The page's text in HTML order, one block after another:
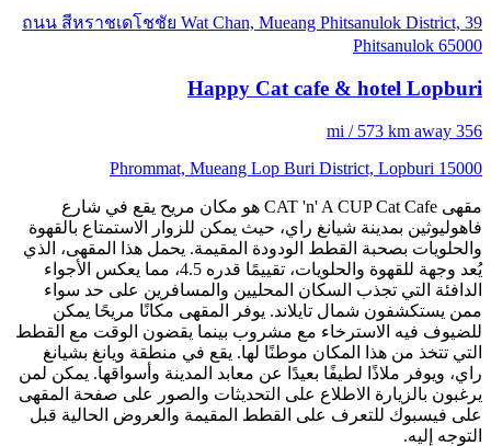
39 ถนน สีหราชเดโชชัย Wat Chan, Mueang Phitsanulok District,
Phitsanulok 65000
Happy Cat cafe & hotel Lopburi
356 mi / 573 km away
Phrommat, Mueang Lop Buri District, Lopburi 15000
مقهى CAT 'n' A CUP Cat Cafe هو مكان مريح يقع في شارع
فاهوليوثين بمدينة شيانغ راي، حيث يمكن للزوار الاستمتاع بالقهوة
والحلويات بصحبة القطط الودودة المقيمة. يحمل هذا المقهى، الذي
يُعد وجهة للقهوة والحلويات، تقييمًا قدره 4.5، مما يعكس الأجواء
الدافئة التي تجذب السكان المحليين والمسافرين على حد سواء
ممن يستكشفون شمال تايلاند. يوفر المقهى مكانًا مريحًا يمكن
للضيوف فيه الاسترخاء مع مشروب بينما يقضون الوقت مع القطط
التي تتخذ من هذا المكان موطنًا لها. يقع في منطقة ويانغ بشيانغ
راي، ويوفر ملاذًا لطيفًا بعيدًا عن معابد المدينة وأسواقها. يمكن لمن
يرغبون بالزيارة الاطلاع على التحديثات والصور على صفحة المقهى
على فيسبوك للتعرف على القطط المقيمة والعروض الحالية قبل
التوجه إليه.